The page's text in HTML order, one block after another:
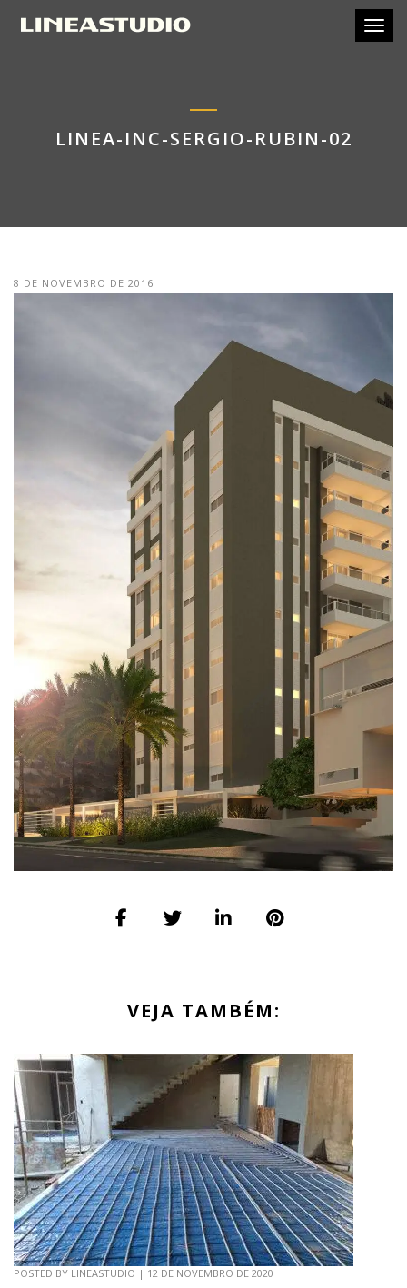
LINEA-INC-SERGIO-RUBIN-02
8 DE NOVEMBRO DE 2016
VEJA TAMBÉM:
POSTED BY LINEASTUDIO | 12 DE NOVEMBRO DE 2020